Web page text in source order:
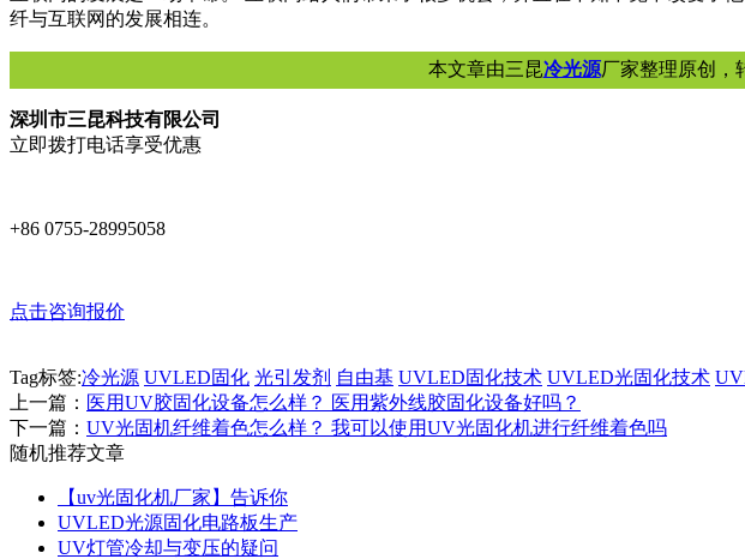
纤与互联网的发展相连。
本文章由三昆冷光源厂家整理原创，
深圳市三昆科技有限公司
立即拨打电话享受优惠
+86 0755-28995058
点击咨询报价
Tag标签:冷光源 UVLED固化 光引发剂 自由基 UVLED固化技术 UVLED光固化技术
上一篇： 医用UV胶固化设备怎么样？ 医用紫外线胶固化设备好吗？
下一篇： UV光固机纤维着色怎么样？ 我可以使用UV光固化机进行纤维着色吗
随机推荐文章
【uv光固化机厂家】告诉你
UVLED光源固化电路板生产
UV灯管冷却与变压的疑问